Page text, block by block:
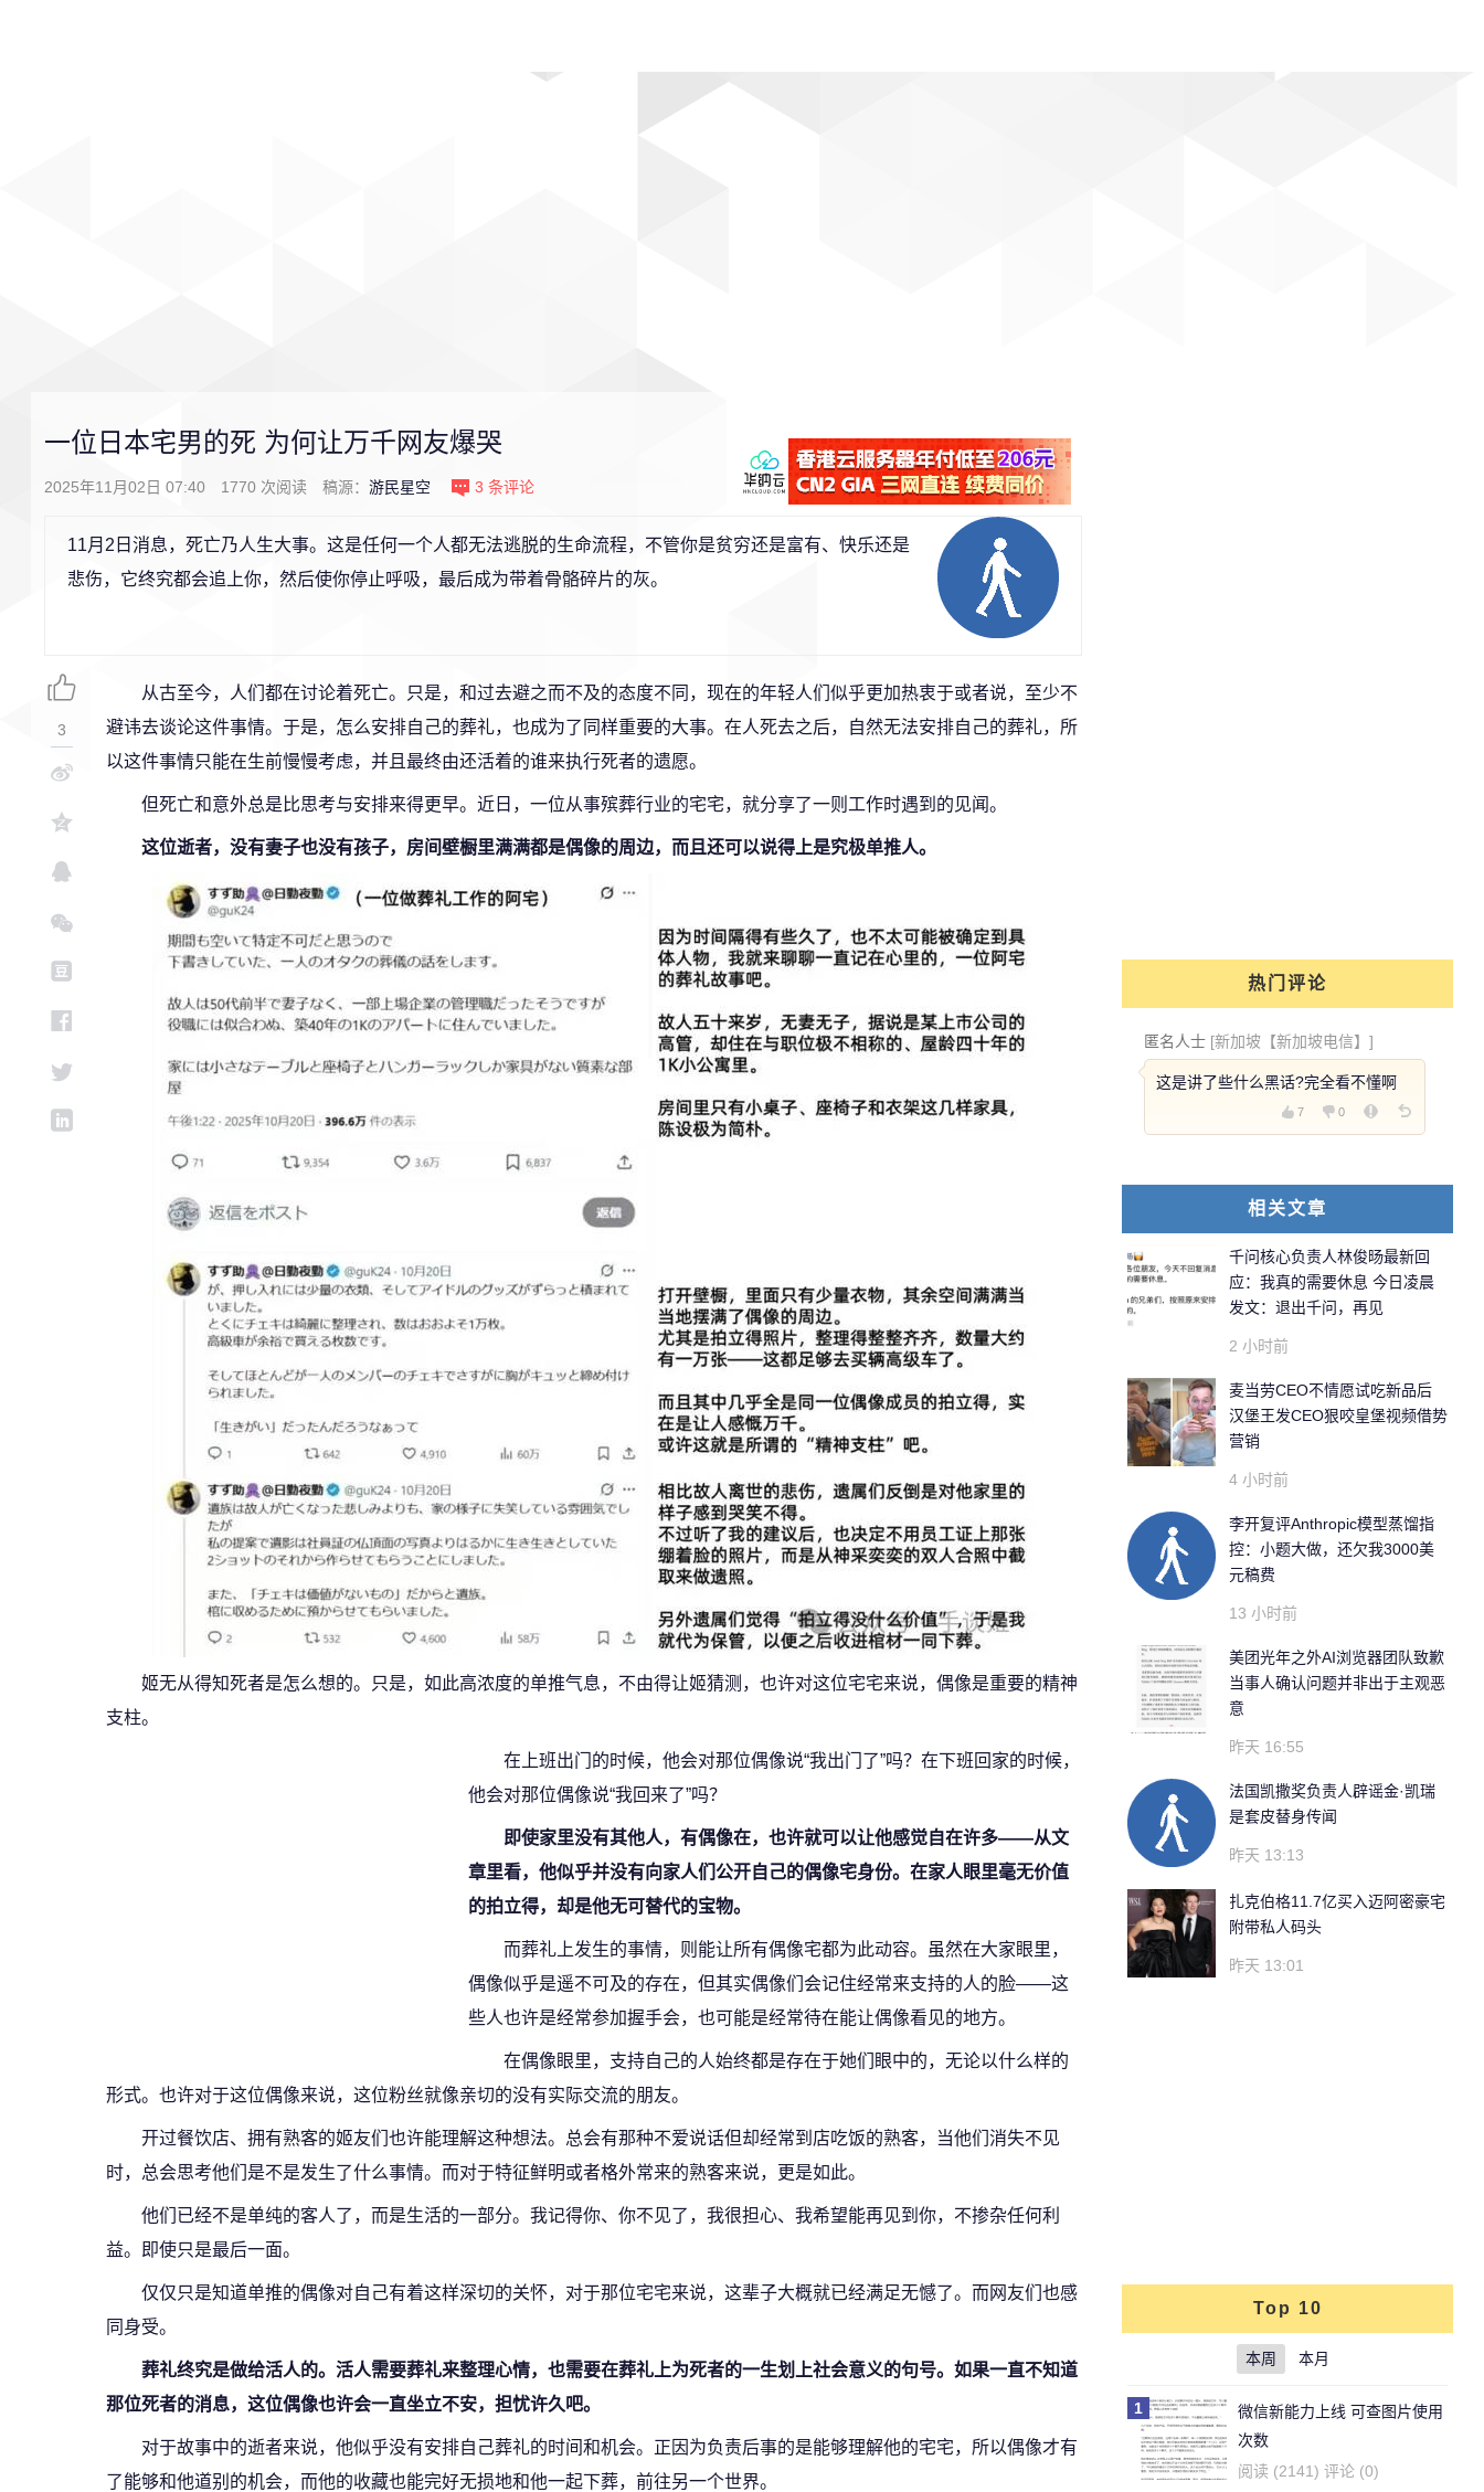
一位日本宅男的死 为何让万千网友爆哭
2025年11月02日 07:40 1770 次阅读 稿源： 游民星空 3 条评论
11月2日消息，死亡乃人生大事。这是任何一个人都无法逃脱的生命流程，不管你是贫穷还是富有、快乐还是
悲伤，它终究都会追上你，然后使你停止呼吸，最后成为带着骨骼碎片的灰。
从古至今，人们都在讨论着死亡。只是，和过去避之而不及的态度不同，现在的年轻人们似乎更加热衷于或者说，至少不
避讳去谈论这件事情。于是，怎么安排自己的葬礼，也成为了同样重要的大事。在人死去之后，自然无法安排自己的葬礼，所
以这件事情只能在生前慢慢考虑，并且最终由还活着的谁来执行死者的遗愿。
但死亡和意外总是比思考与安排来得更早。近日，一位从事殡葬行业的宅宅，就分享了一则工作时遇到的见闻。
这位逝者，没有妻子也没有孩子，房间壁橱里满满都是偶像的周边，而且还可以说得上是究极单推人。
姬无从得知死者是怎么想的。只是，如此高浓度的单推气息，不由得让姬猜测，也许对这位宅宅来说，偶像是重要的精神
支柱。
在上班出门的时候，他会对那位偶像说“我出门了”吗？在下班回家的时候，
他会对那位偶像说“我回来了”吗？
即使家里没有其他人，有偶像在，也许就可以让他感觉自在许多——从文
章里看，他似乎并没有向家人们公开自己的偶像宅身份。在家人眼里毫无价值
的拍立得，却是他无可替代的宝物。
而葬礼上发生的事情，则能让所有偶像宅都为此动容。虽然在大家眼里，
偶像似乎是遥不可及的存在，但其实偶像们会记住经常来支持的人的脸——这
些人也许是经常参加握手会，也可能是经常待在能让偶像看见的地方。
在偶像眼里，支持自己的人始终都是存在于她们眼中的，无论以什么样的
形式。也许对于这位偶像来说，这位粉丝就像亲切的没有实际交流的朋友。
开过餐饮店、拥有熟客的姬友们也许能理解这种想法。总会有那种不爱说话但却经常到店吃饭的熟客，当他们消失不见
时，总会思考他们是不是发生了什么事情。而对于特征鲜明或者格外常来的熟客来说，更是如此。
他们已经不是单纯的客人了，而是生活的一部分。我记得你、你不见了，我很担心、我希望能再见到你，不掺杂任何利
益。即使只是最后一面。
仅仅只是知道单推的偶像对自己有着这样深切的关怀，对于那位宅宅来说，这辈子大概就已经满足无憾了。而网友们也感
同身受。
葬礼终究是做给活人的。活人需要葬礼来整理心情，也需要在葬礼上为死者的一生划上社会意义的句号。如果一直不知道
那位死者的消息，这位偶像也许会一直坐立不安，担忧许久吧。
对于故事中的逝者来说，他似乎没有安排自己葬礼的时间和机会。正因为负责后事的是能够理解他的宅宅，所以偶像才有
了能够和他道别的机会，而他的收藏也能完好无损地和他一起下葬，前往另一个世界。
3
热门评论
匿名人士 [新加坡【新加坡电信】]
这是讲了些什么黑话?完全看不懂啊
7 0
相关文章
千问核心负责人林俊旸最新回
应：我真的需要休息 今日凌晨
发文：退出千问，再见
2 小时前
麦当劳CEO不情愿试吃新品后
汉堡王发CEO狠咬皇堡视频借势
营销
4 小时前
李开复评Anthropic模型蒸馏指
控：小题大做，还欠我3000美
元稿费
13 小时前
美团光年之外AI浏览器团队致歉
当事人确认问题并非出于主观恶
意
昨天 16:55
法国凯撒奖负责人辟谣金·凯瑞
是套皮替身传闻
昨天 13:13
扎克伯格11.7亿买入迈阿密豪宅
附带私人码头
昨天 13:01
Top 10
本周 本月
1
微信新能力上线 可查图片使用
次数
阅读 (2141) 评论 (0)